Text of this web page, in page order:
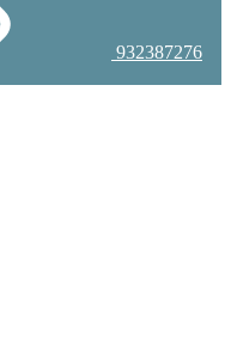
932387276